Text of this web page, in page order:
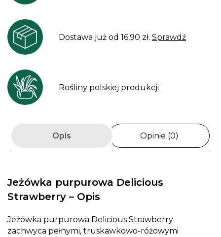
Dostawa już od 16,90 zł. Sprawdź
Rośliny polskiej produkcji
Opis Opinie (0)
Jeżówka purpurowa Delicious
Strawberry – Opis
Jeżówka purpurowa Delicious Strawberry
zachwyca pełnymi, truskawkowo-różowymi